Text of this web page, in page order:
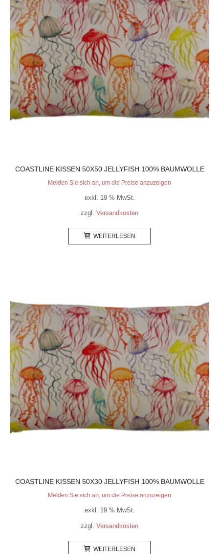
COASTLINE KISSEN 50X50 JELLYFISH 100% BAUMWOLLE
Melden Sie sich an, um die Preise anzuzeigen
exkl. 19 % MwSt.
zzgl. Versandkosten
WEITERLESEN
COASTLINE KISSEN 50X30 JELLYFISH 100% BAUMWOLLE
Melden Sie sich an, um die Preise anzuzeigen
exkl. 19 % MwSt.
zzgl. Versandkosten
WEITERLESEN